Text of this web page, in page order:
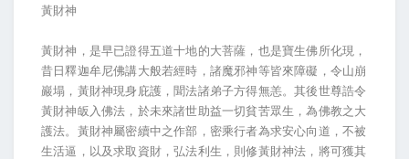
黃財神
黃財神，是早已證得五道十地的大菩薩，也是寶生佛所化現，
昔日釋迦牟尼佛講大般若經時，諸魔邪神等皆來障礙，令山崩
巖塌，黃財神現身庇護，聞法諸弟子方得無恙。其後世尊誥令
黃財神皈入佛法，於未來諸世助益一切貧苦眾生，為佛教之大
護法。黃財神屬密續中之作部，密乘行者為求安心向道，不被
生活逼，以及求取資財，弘法利生，則修黃財神法，將可獲其